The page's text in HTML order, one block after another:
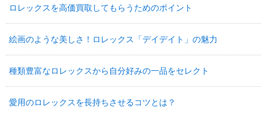
ロレックスを高価買取してもらうためのポイント
絵画のような美しさ！ロレックス「デイデイト」の魅力
種類豊富なロレックスから自分好みの一品をセレクト
愛用のロレックスを長持ちさせるコツとは？